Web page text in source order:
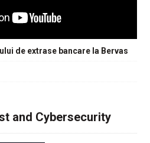
de extrase bancare la Bervas
and Cybersecurity